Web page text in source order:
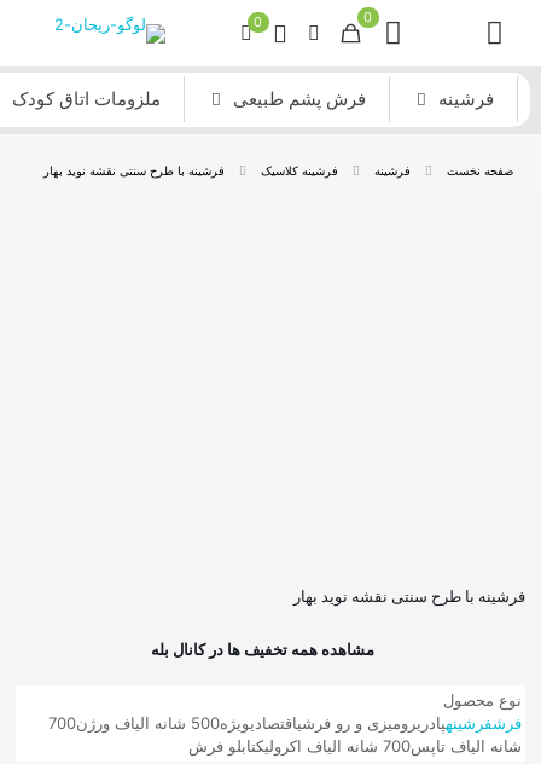
0
0
فرشینه فرش پشم طبیعی ملزومات اتاق کودک
صفحه نخست فرشینه فرشینه کلاسیک فرشینه با طرح سنتی نقشه نوید بهار
فرشینه با طرح سنتی نقشه نوید بهار
مشاهده همه تخفیف ها در کانال بله
نوع محصول
فرشفرشینهپادریرومیزی و رو فرشیاقتصادیویژه500 شانه الیاف ورژن
700
شانه الیاف تاپس700 شانه الیاف اکرولیک تابلو فرش